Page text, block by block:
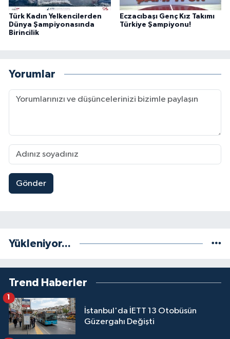
Türk Kadın Yelkencilerden
Dünya Şampiyonasında
Birincilik
Eczacıbaşı Genç Kız Takımı
Türkiye Şampiyonu!
Yorumlar
Gönder
Yükleniyor...
Trend Haberler
İstanbul'da İETT 13 Otobüsün
Güzergahı Değişti